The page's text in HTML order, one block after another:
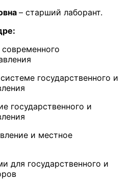
– старший лаборант.
государственного и
государственного и
и местное
для государственного и